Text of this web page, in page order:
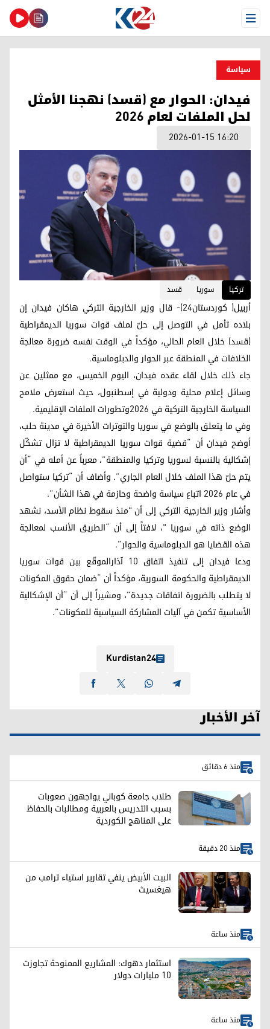
Open Menu
سیاسة
فيدان: الحوار مع (قسد) نهجنا الأمثل
لحل الملفات لعام 2026
2026-01-15 16:20
ترکیا سوريا قسد
أربيل( كوردستان24)- قال وزير الخارجية التركي هاكان فيدان إن
بلاده تأمل في التوصل إلى حلّ لملف قوات سوريا الديمقراطية
(قسد) خلال العام الحالي، مؤكداً في الوقت نفسه ضرورة معالجة
الخلافات في المنطقة عبر الحوار والدبلوماسية.
جاء ذلك خلال لقاء عقده فيدان، اليوم الخميس، مع ممثلين عن
وسائل إعلام محلية ودولية في إسطنبول، حيث استعرض ملامح
السياسة الخارجية التركية في 2026وتطورات الملفات الإقليمية.
وفي ما يتعلق بالوضع في سوريا والتوترات الأخيرة في مدينة حلب،
أوضح فيدان أن “قضية قوات سوريا الديمقراطية لا تزال تشكّل
إشكالية بالنسبة لسوريا وتركيا والمنطقة”، معرباً عن أمله في “أن
يتم حلّ هذا الملف خلال العام الجاري”. وأضاف أن “تركيا ستواصل
في عام 2026 اتباع سياسة واضحة وحازمة في هذا الشأن”.
وأشار وزير الخارجية التركي إلى أن "منذ سقوط نظام الأسد، نشهد
الوضع ذاته في سوريا "، لافتاً إلى أن “الطريق الأنسب لمعالجة
هذه القضايا هو الدبلوماسية والحوار”.
ودعا فيدان إلى تنفيذ اتفاق 10 آذارالموقّع بين قوات سوريا
الديمقراطية والحكومة السورية، مؤكداً أن “ضمان حقوق المكونات
لا يتطلب بالضرورة اتفاقات جديدة”، ومشيراً إلى أن “أن الإشكالية
الأساسية تكمن في آليات المشاركة السياسية للمكونات”.
Kurdistan24
آخر الأخبار
منذ 6 دقائق
طلاب جامعة كوباني يواجهون صعوبات
بسبب التدريس بالعربية ومطالبات بالحفاظ
على المناهج الكوردية
منذ 20 دقيقة
البيت الأبيض ينفي تقارير استياء ترامب من
هيغسيث
منذ ساعة
استثمار دهوك: المشاريع الممنوحة تجاوزت
10 مليارات دولار
منذ ساعة